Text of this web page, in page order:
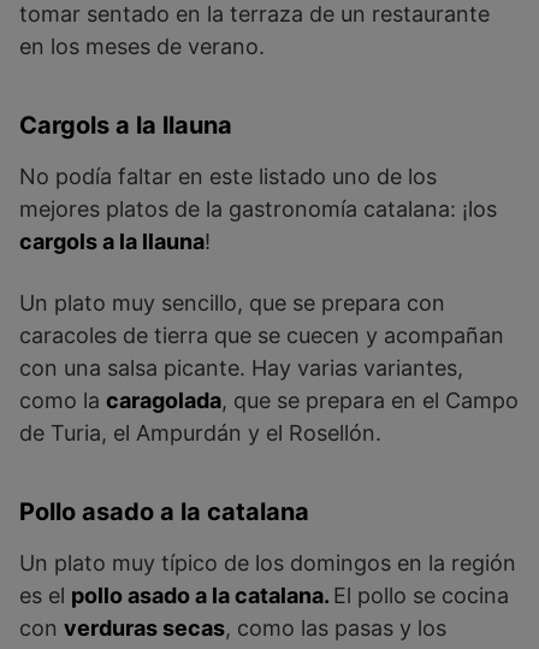
tomar sentado en la terraza de un restaurante
en los meses de verano.
Cargols a la llauna
No podía faltar en este listado uno de los
mejores platos de la gastronomía catalana: ¡los
cargols a la llauna!
Un plato muy sencillo, que se prepara con
caracoles de tierra que se cuecen y acompañan
con una salsa picante. Hay varias variantes,
como la caragolada, que se prepara en el Campo
de Turia, el Ampurdán y el Rosellón.
Pollo asado a la catalana
Un plato muy típico de los domingos en la región
es el pollo asado a la catalana. El pollo se cocina
con verduras secas, como las pasas y los